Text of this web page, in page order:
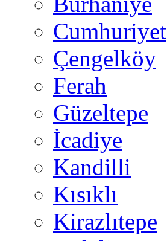
Cumhuriyet
Çengelköy
Ferah
Güzeltepe
İcadiye
Kandilli
Kısıklı
Kirazlıtepe